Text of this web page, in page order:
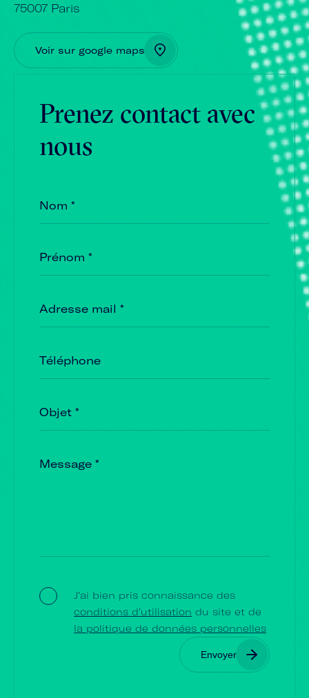
75007 Paris
Voir sur google maps
Prenez contact avec
nous
J’ai bien pris connaissance des
conditions d’utilisation du site et de
la politique de données personnelles
Envoyer